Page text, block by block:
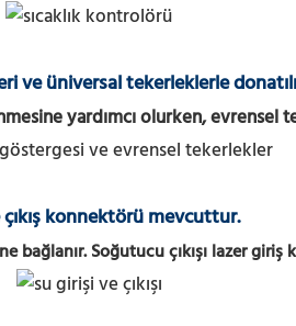
ve üniversal tekerleklerle
yardımcı olurken,
konnektörü mevcuttur.
bağlanır. Soğutucu çıkışı lazer giriş